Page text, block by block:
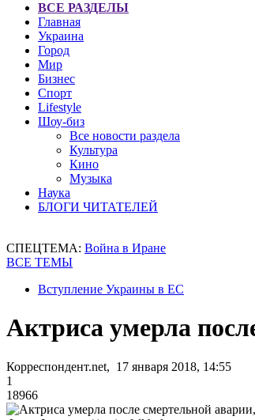
ВСЕ РАЗДЕЛЫ
Главная
Украина
Город
Мир
Бизнес
Спорт
Lifestyle
Шоу-биз
Все новости раздела
Культура
Кино
Музыка
Наука
БЛОГИ ЧИТАТЕЛЕЙ
СПЕЦТЕМА: Война в Иране
ВСЕ ТЕМЫ
Вступление Украины в ЕС
Актриса умерла
Корреспондент.net, 17 января 2018, 14:55
1
18966